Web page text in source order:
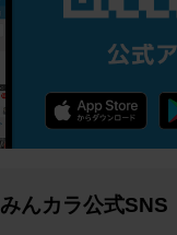
みんカラ公式SNS